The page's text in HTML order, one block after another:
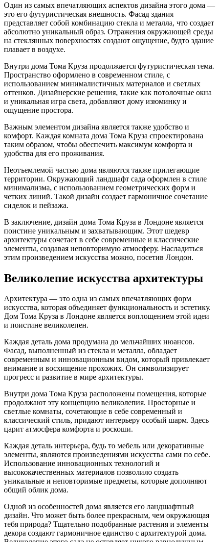
Один из самых впечатляющих аспектов дизайна этого дома —
это его футуристическая внешность. Фасад здания
представляет собой комбинацию стекла и металла, что создает
абсолютно уникальный образ. Отражения окружающей среды
на стеклянных поверхностях создают ощущение, будто здание
плавает в воздухе.
Внутри дома Тома Круза продолжается футуристическая тема.
Пространство оформлено в современном стиле, с
использованием минималистичных материалов и светлых
оттенков. Дизайнерские решения, такие как потолочные окна
и уникальная игра света, добавляют дому изюминку и
ощущение простора.
Важным элементом дизайна является также удобство и
комфорт. Каждая комната дома Тома Круза спроектирована
таким образом, чтобы обеспечить максимум комфорта и
удобства для его проживания.
Неотъемлемой частью дома являются также прилегающие
территории. Окружающий ландшафт сада оформлен в стиле
минимализма, с использованием геометрических форм и
четких линий. Такой дизайн создает гармоничное сочетание
сиделок и пейзажа.
В заключение, дизайн дома Тома Круза в Лондоне является
поистине уникальным и захватывающим. Этот шедевр
архитектуры сочетает в себе современные и классические
элементы, создавая неповторимую атмосферу. Насладиться
этим произведением искусства можно, посетив Лондон.
Великолепие искусства архитектуры
Архитектура — это одна из самых впечатляющих форм
искусства, которая объединяет функциональность и эстетику.
Дом Тома Круза в Лондоне является воплощением этой идеи
и поистине великолепен.
Каждая деталь дома продумана до мельчайших нюансов.
Фасад, выполненный из стекла и металла, обладает
современным и инновационным видом, который привлекает
внимание и восхищение прохожих. Он символизирует
прогресс и развитие в мире архитектуры.
Внутри дома Тома Круза расположены помещения, которые
продолжают эту концепцию великолепия. Просторные и
светлые комнаты, сочетающие в себе современный и
классический стиль, придают интерьеру особый шарм. Здесь
царит атмосфера комфорта и роскоши.
Каждая деталь интерьера, будь то мебель или декоративные
элементы, являются произведениями искусства сами по себе.
Использование инновационных технологий и
высококачественных материалов позволило создать
уникальные и неповторимые предметы, которые дополняют
общий облик дома.
Одной из особенностей дома является его ландшафтный
дизайн. Что может быть более прекрасным, чем окружающая
тебя природа? Тщательно подобранные растения и элементы
декора создают гармоничное единство с архитектурой дома.